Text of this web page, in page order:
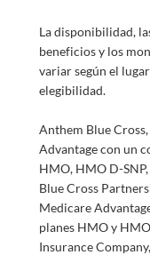
La disponibilidad,
beneficios y los
variar según el
elegibilidad.
Anthem Blue
Advantage con un
HMO, HMO D-
Blue Cross
Medicare
planes HMO y
Insurance